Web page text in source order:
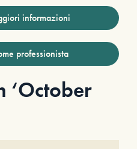
informazioni
professionista
‘October